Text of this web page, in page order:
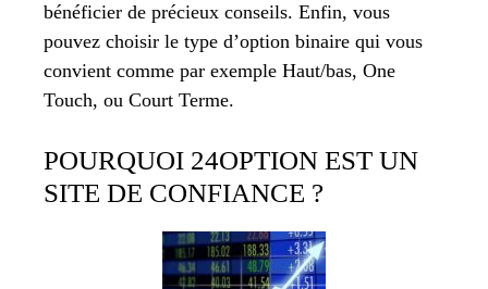
bénéficier de précieux conseils. Enfin, vous
pouvez choisir le type d’option binaire qui vous
convient comme par exemple Haut/bas, One
Touch, ou Court Terme.
POURQUOI 24OPTION EST UN
SITE DE CONFIANCE ?